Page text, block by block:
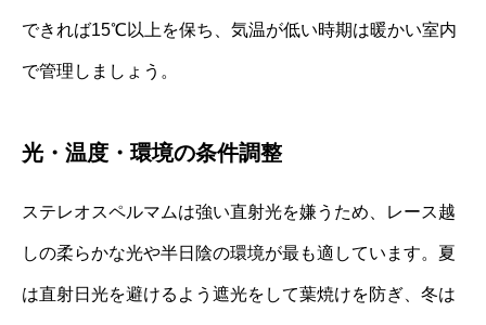
できれば15℃以上を保ち、気温が低い時期は暖かい室内
で管理しましょう。
光・温度・環境の条件調整
ステレオスペルマムは強い直射光を嫌うため、レース越
しの柔らかな光や半日陰の環境が最も適しています。夏
は直射日光を避けるよう遮光をして葉焼けを防ぎ、冬は